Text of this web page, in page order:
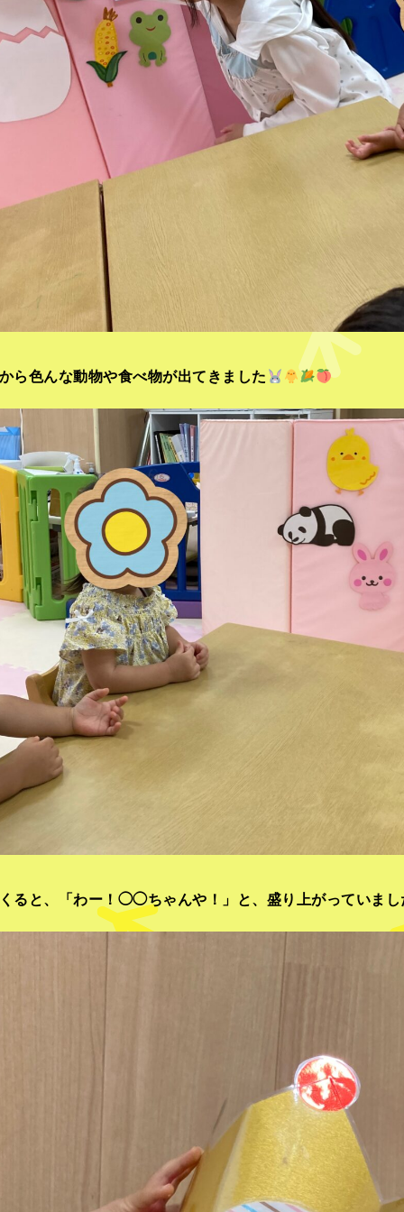
ら色んな動物や食べ物が出てきました
ると、「わー！◯◯ちゃんや！」と、盛り上がっていまし